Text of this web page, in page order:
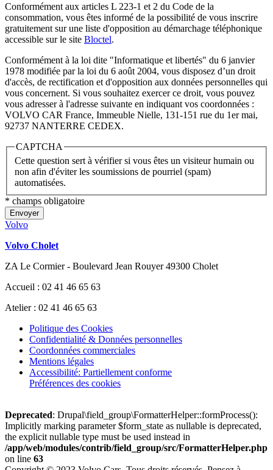
Conformément aux articles L 223-1 et 2 du Code de la
consommation, vous êtes informé de la possibilité de vous inscrire
gratuitement sur une liste d'opposition au démarchage téléphonique
accessible sur le site Bloctel.
Conformément à la loi dite "Informatique et libertés" du 6 janvier
1978 modifiée par la loi du 6 août 2004, vous disposez d’un droit
d'accès, de rectification et d'opposition aux données personnelles qui
vous concernent. Si vous souhaitez exercer ce droit, vous pouvez
vous adresser à l'adresse suivante en indiquant vos coordonnées :
VOLVO CAR France, Immeuble Nielle, 131-151 rue du 1er mai,
92737 NANTERRE CEDEX.
CAPTCHA
Cette question sert à vérifier si vous êtes un visiteur humain ou
non afin d'éviter les soumissions de pourriel (spam)
automatisées.
* champs obligatoire
Envoyer
Volvo
Volvo Cholet
ZA Le Cormier - Boulevard Jean Rouyer 49300 Cholet
Accueil : 02 41 46 65 63
Atelier : 02 41 46 65 63
Politique des Cookies
Confidentialité & Données personnelles
Coordonnées commerciales
Mentions légales
Accessibilité: Partiellement conforme
Préférences des cookies
Deprecated: Drupal\field_group\FormatterHelper::formProcess():
Implicitly marking parameter $form_state as nullable is deprecated,
the explicit nullable type must be used instead in
/app/web/modules/contrib/field_group/src/FormatterHelper.php
on line 63